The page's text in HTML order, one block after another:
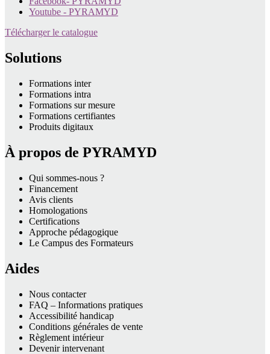
Youtube - PYRAMYD
Télécharger le catalogue
Solutions
Formations inter
Formations intra
Formations sur mesure
Formations certifiantes
Produits digitaux
À propos de PYRAMYD
Qui sommes-nous ?
Financement
Avis clients
Homologations
Certifications
Approche pédagogique
Le Campus des Formateurs
Aides
Nous contacter
FAQ – Informations pratiques
Accessibilité handicap
Conditions générales de vente
Règlement intérieur
Devenir intervenant